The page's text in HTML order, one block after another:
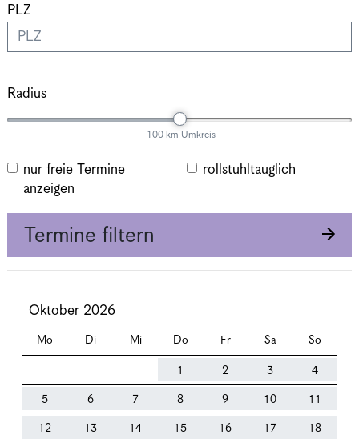
PLZ
Radius
100 km Umkreis
nur freie Termine
anzeigen
rollstuhltauglich
Termine filtern
Oktober 2026
Mo Di Mi Do Fr Sa So
1 2 3 4
5 6 7 8 9 10 11
12 13 14 15 16 17 18